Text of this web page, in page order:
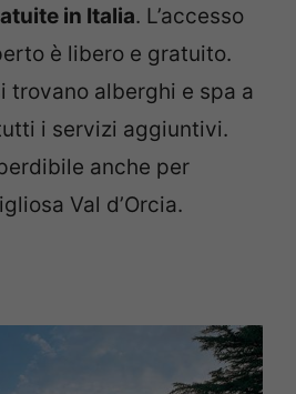
in Italia. L’accesso
è libero e gratuito.
trovano alberghi e spa a
i servizi aggiuntivi.
anche per
Val d’Orcia.